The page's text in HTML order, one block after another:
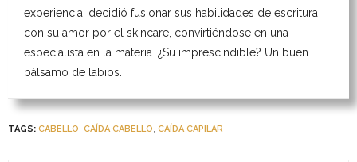
experiencia, decidió fusionar sus habilidades de escritura
con su amor por el skincare, convirtiéndose en una
especialista en la materia. ¿Su imprescindible? Un buen
bálsamo de labios.
TAGS: CABELLO CAÍDA CABELLO CAÍDA CAPILAR